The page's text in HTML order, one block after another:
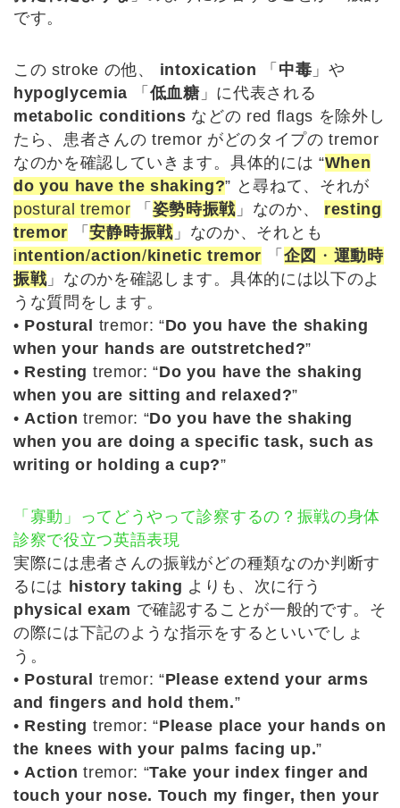
です。
この stroke の他、 intoxication 「 中毒 」や
hypoglycemia 「 低血糖」に代表される
metabolic conditions などの red flags を除外し
たら、患者さんの tremor がどのタイプの tremor
なのかを確認していきます。具体的には “When
do you have the shaking?” と尋ねて、それが
postural tremor 「 姿勢時振戦」なのか、 resting
tremor 「安静時振戦」なのか、それとも
intention/action/kinetic tremor 「 企図 ・ 運動時
振戦」なのかを確認します。具体的には以下のよ
うな質問をします。
• Postural tremor: “Do you have the shaking
when your hands are outstretched?”
• Resting tremor: “Do you have the shaking
when you are sitting and relaxed?”
• Action tremor: “Do you have the shaking
when you are doing a specific task, such as
writing or holding a cup?”
「寡動」ってどうやって診察するの？振戦の身体
診察で役立つ英語表現
実際には患者さんの振戦がどの種類なのか判断す
るには history taking よりも、次に行う
physical exam で確認することが一般的です。そ
の際には下記のような指示をするといいでしょ
う。
• Postural tremor: “Please extend your arms
and fingers and hold them.”
• Resting tremor: “Please place your hands on
the knees with your palms facing up.”
• Action tremor: “Take your index finger and
touch your nose. Touch my finger, then your